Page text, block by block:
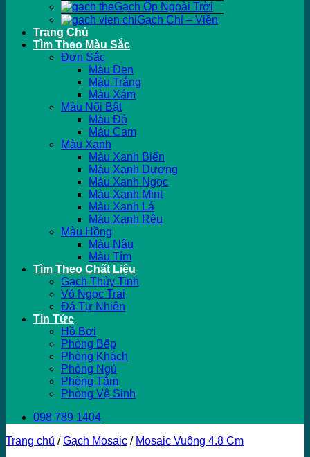
Gạch Ốp Ngoài Trời
Gạch Chỉ – Viền
Trang Chủ
Tìm Theo Màu Sắc
Đơn Sắc
Màu Đen
Màu Trắng
Màu Xám
Màu Nổi Bật
Màu Đỏ
Màu Cam
Màu Xanh
Màu Xanh Biển
Màu Xanh Dương
Màu Xanh Ngọc
Màu Xanh Mint
Màu Xanh Lá
Màu Xanh Rêu
Màu Hồng
Màu Nâu
Màu Tím
Tìm Theo Chất Liệu
Gạch Thủy Tinh
Vỏ Ngọc Trai
Đá Tự Nhiên
Tin Tức
Hồ Bơi
Phòng Bếp
Phòng Khách
Phòng Ngủ
Phòng Tắm
Phòng Vệ Sinh
098 789 1404
Trang chủ / Gạch Mosaic / Mosaic Vuông 4.8 Cm